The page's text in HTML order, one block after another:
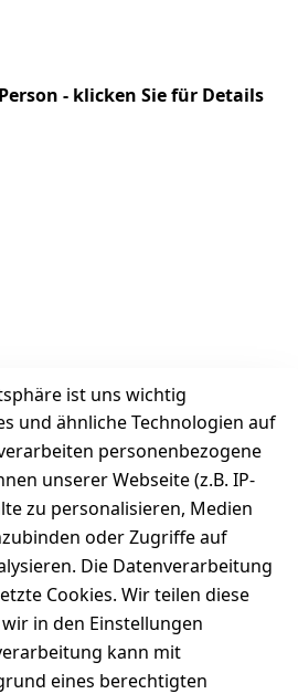
- klicken Sie für Details
ist uns wichtig
und ähnliche Technologien auf
personenbezogene
unserer Webseite (z.B. IP-
zu personalisieren, Medien
oder Zugriffe auf
Die Datenverarbeitung
Cookies. Wir teilen diese
in den Einstellungen
kann mit
eines berechtigten
zum
Wir
versenden
mit
Zahle
bequem per